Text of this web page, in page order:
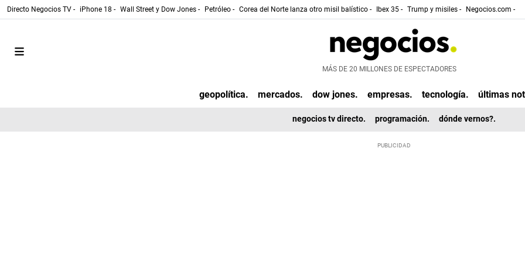
Directo Negocios TV - iPhone 18 - Wall Street y Dow Jones - Petróleo - Corea del Norte lanza otro misil balístico - Ibex 35 - Trump y misiles - Negocios.com -
MÁS DE 20 MILLONES DE ESPECTADORES
geopolítica. mercados. dow jones. empresas. tecnología. últimas
negocios tv directo. programación. dónde vernos?.